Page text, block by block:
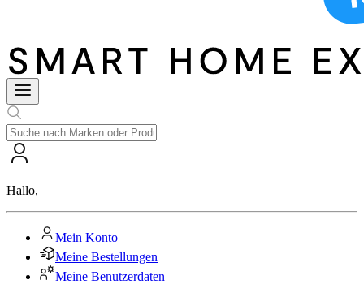
Hallo,
Mein Konto
Meine Bestellungen
Meine Benutzerdaten